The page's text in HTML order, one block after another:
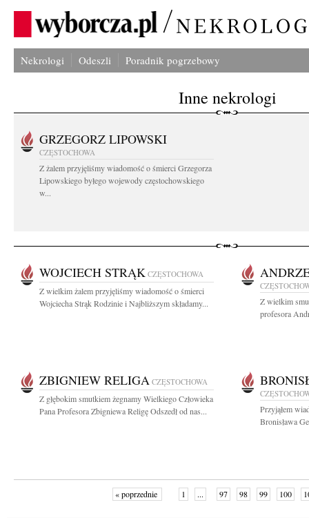
Nekrologi Odeszli Poradnik pogrzebowy
Inne nekrologi
GRZEGORZ LIPOWSKI
CZĘSTOCHOWA
Z żalem przyjęliśmy wiadomość o śmierci Grzegorza
Lipowskiego byłego wojewody częstochowskiego
w...
WOJCIECH STRĄK CZĘSTOCHOWA
Z wielkim żalem przyjęliśmy wiadomość o śmierci
Wojciecha Strąk Rodzinie i Najbliższym składamy...
Z wielkim
profesora
ZBIGNIEW RELIGA CZĘSTOCHOWA
Z głębokim smutkiem żegnamy Wielkiego Człowieka
Pana Profesora Zbigniewa Religę Odszedł od nas...
Przyjąłem
Bronisława
« poprzednie 1 ... 97 98 99 100